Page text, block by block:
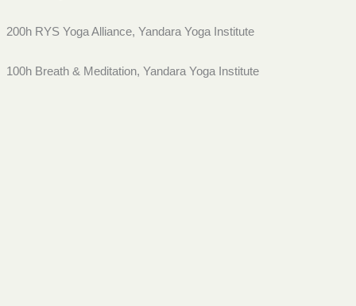
200h RYS Yoga Alliance, Yandara Yoga ​Institute
100h Breath & Meditation, Yandara Yoga Institute